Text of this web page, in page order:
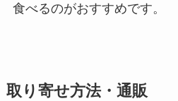
食べるのがおすすめです。
取り寄せ方法・通販